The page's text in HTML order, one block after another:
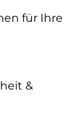
für Ihre
&